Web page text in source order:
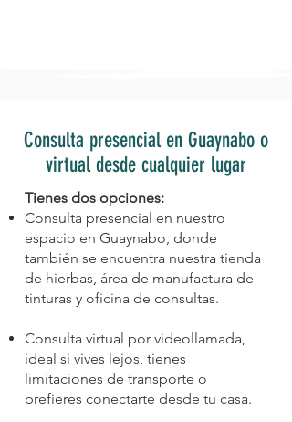
Consulta presencial en Guaynabo o
virtual desde cualquier lugar
Tienes dos opciones:
Consulta presencial en nuestro
espacio en Guaynabo, donde
también se encuentra nuestra tienda
de hierbas, área de manufactura de
tinturas y oficina de consultas.
Consulta virtual por videollamada,
ideal si vives lejos, tienes
limitaciones de transporte o
prefieres conectarte desde tu casa.